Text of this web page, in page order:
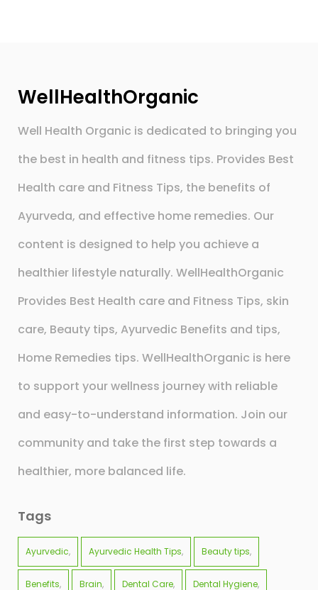
WellHealthOrganic
Well Health Organic is dedicated to bringing you
the best in health and fitness tips. Provides Best
Health care and Fitness Tips, the benefits of
Ayurveda, and effective home remedies. Our
content is designed to help you achieve a
healthier lifestyle naturally. WellHealthOrganic
Provides Best Health care and Fitness Tips, skin
care, Beauty tips, Ayurvedic Benefits and tips,
Home Remedies tips. WellHealthOrganic is here
to support your wellness journey with reliable
and easy-to-understand information. Join our
community and take the first step towards a
healthier, more balanced life.
Tags
Ayurvedic Ayurvedic Health Tips Beauty tips
Benefits Brain Dental Care Dental Hygiene